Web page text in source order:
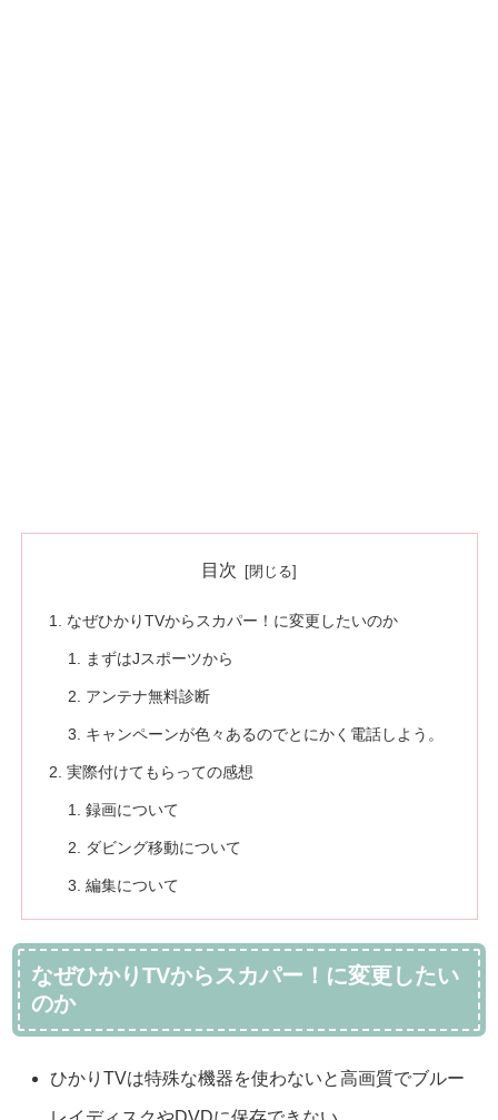
目次
なぜひかりTVからスカパー！に変更したいのか
まずはJスポーツから
アンテナ無料診断
キャンペーンが色々あるのでとにかく電話しよう。
実際付けてもらっての感想
録画について
ダビング移動について
編集について
なぜひかりTVからスカパー！に変更したい
のか
ひかりTVは特殊な機器を使わないと高画質でブルー